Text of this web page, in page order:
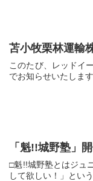
苫小牧栗林運輸
このたび、レッドイ
でお知らせいたし
「魁!!城野塾」
□魁!!城野塾とはジュ
して欲しい！」とい